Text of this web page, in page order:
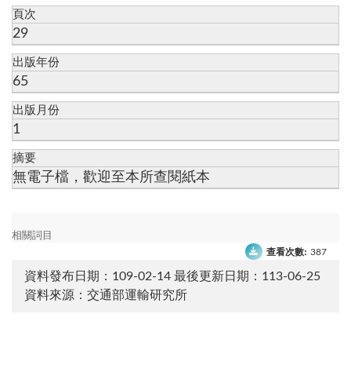
頁次
29
出版年份
65
出版月份
1
摘要
無電子檔，歡迎至本所查閱紙本
相關詞目
查看次數: 387
資料發布日期：109-02-14 最後更新日期：113-06-25
資料來源：交通部運輸研究所